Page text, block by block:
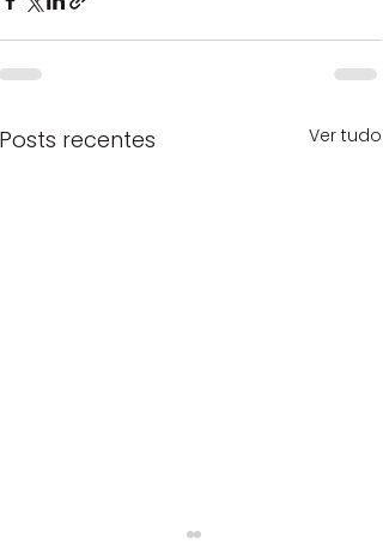
Posts recentes Ver tudo